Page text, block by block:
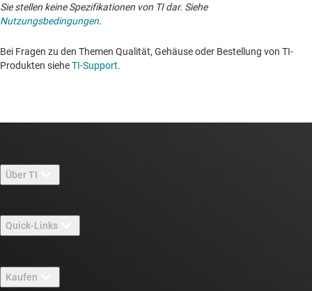
Sie stellen keine Spezifikationen von TI dar. Siehe
Nutzungsbedingungen.
Bei Fragen zu den Themen Qualität, Gehäuse oder Bestellung von TI-
Produkten sieheTI-Support. ​​​​​​​​​​​​​​
Über TI
Stellenangebote
Newsroom
Quick-Links
Kaufen